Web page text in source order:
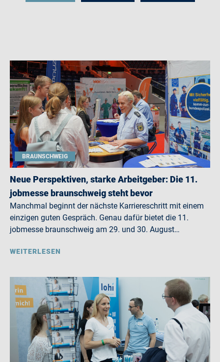
BRAUNSCHWEIG
Neue Perspektiven, starke Arbeitgeber: Die 11.
jobmesse braunschweig steht bevor
Manchmal beginnt der nächste Karriereschritt mit einem
einzigen guten Gespräch. Genau dafür bietet die 11.
jobmesse braunschweig am 29. und 30. August…
WEITERLESEN